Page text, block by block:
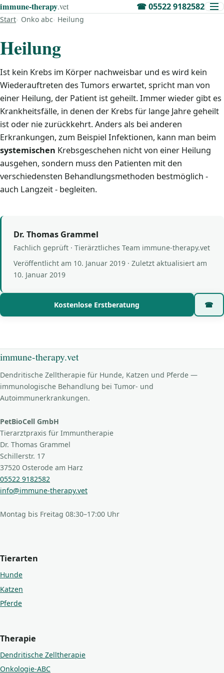
immune‑therapy.vet ☎05522 9182582
Start Onko abc Heilung
Heilung
Ist kein Krebs im Körper nachweisbar und es wird kein
Wiederauftreten des Tumors erwartet, spricht man von
einer Heilung, der Patient ist geheilt. Immer wieder gibt es
Krankheitsfälle, in denen der Krebs für lange Jahre geheilt
ist oder nie zurückkehrt. Anders als bei anderen
Erkrankungen, zum Beispiel Infektionen, kann man beim
systemischen Krebsgeschehen nicht von einer Heilung
ausgehen, sondern muss den Patienten mit den
verschiedensten Behandlungsmethoden bestmöglich -
auch Langzeit - begleiten.
Dr. Thomas Grammel
Fachlich geprüft · Tierärztliches Team immune-therapy.vet
Veröffentlicht am 10. Januar 2019 · Zuletzt aktualisiert am
10. Januar 2019
Kostenlose Erstberatung ☎
immune-therapy.vet
Dendritische Zelltherapie für Hunde, Katzen und Pferde —
immunologische Behandlung bei Tumor- und
Autoimmunerkrankungen.
PetBioCell GmbH
Tierarztpraxis für Immuntherapie
Dr. Thomas Grammel
Schillerstr. 17
37520 Osterode am Harz
05522 9182582
info@immune-therapy.vet
Montag bis Freitag 08:30–17:00 Uhr
Tierarten
Hunde
Katzen
Pferde
Therapie
Dendritische Zelltherapie
Onkologie-ABC